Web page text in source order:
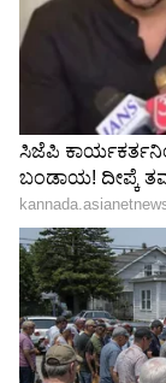
Image Credit :Our
ಶಾಶ್ವತ ಪರಿಹಾರ
ಶ್ರೀನಗರದ
ದ್ರಾಸ್-
ಯೋಜನೆ, ಹಲವು
ಅಪಾಯದಿಂದ
ಪರಿಹಾರ